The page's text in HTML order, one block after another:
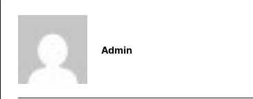
Admin